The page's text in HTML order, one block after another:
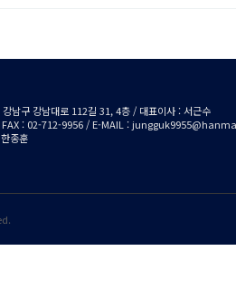
남구 강남대로 112길 31, 4층 / 대표이사 : 서근수
: 02-712-9956 / E-MAIL :
종훈